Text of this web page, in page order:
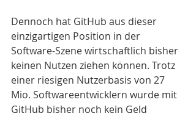
Dennoch hat GitHub aus dieser
einzigartigen Position in der
Software-Szene wirtschaftlich bisher
keinen Nutzen ziehen können. Trotz
einer riesigen Nutzerbasis von 27
Mio. Softwareentwicklern wurde mit
GitHub bisher noch kein Geld